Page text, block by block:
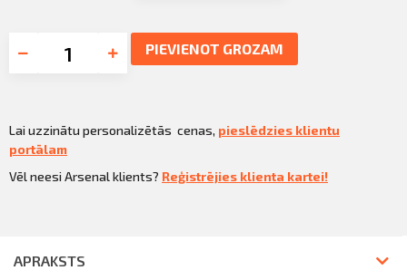
PIEVIENOT GROZAM
Lai uzzinātu personalizētās cenas, pieslēdzies klientu
portālam
Vēl neesi Arsenal klients? Reģistrējies klienta kartei!
APRAKSTS